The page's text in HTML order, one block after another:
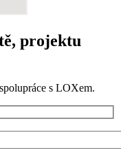
projektu
s LOXem.